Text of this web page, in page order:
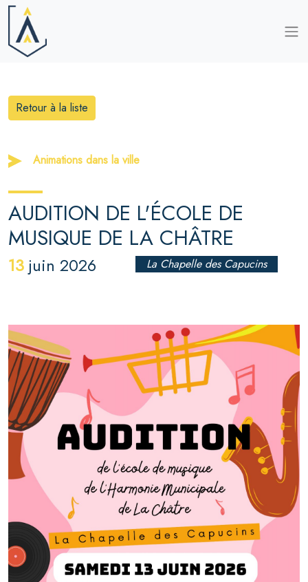
Retour à la liste
Animations dans la ville
AUDITION DE L'ÉCOLE DE
MUSIQUE DE LA CHÂTRE
13 juin 2026 La Chapelle des Capucins